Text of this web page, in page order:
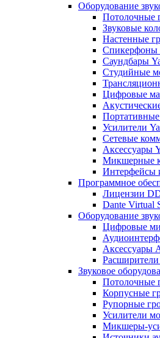
Оборудование
Потолочные
Звуковые
Настенные
Спикерфоны
Саундбары
Студийные
Цифровые
Портативные
Усилители
Сетевые
Аксессуары
Микшерные
Интерфейсы
Программное
Лицензии
Dante Virtual
Оборудование
Цифровые
Аксессуары
Звуковое
Потолочные
Корпусные
Рупорные
Усилители
Микшеры-